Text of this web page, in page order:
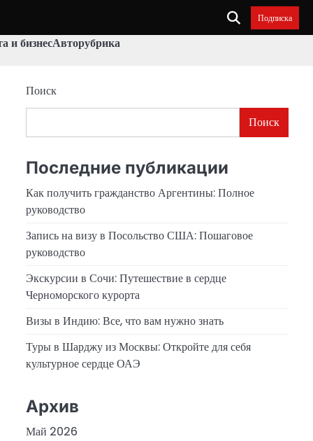
Подписка
и бизнесАвторубрика
Поиск
Поиск
Последние публикации
Как получить гражданство Аргентины: Полное
руководство
Запись на визу в Посольство США: Пошаговое
руководство
Экскурсии в Сочи: Путешествие в сердце
Черноморского курорта
Визы в Индию: Все, что вам нужно знать
Туры в Шарджу из Москвы: Откройте для себя
культурное сердце ОАЭ
Архив
Май 2026